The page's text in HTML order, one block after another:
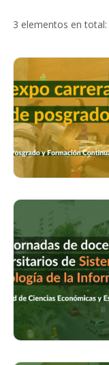
3 elementos en total: